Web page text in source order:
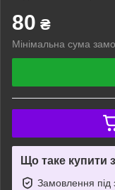
80 ₴
Мінімальна сума
Що таке купити
Замовлення під